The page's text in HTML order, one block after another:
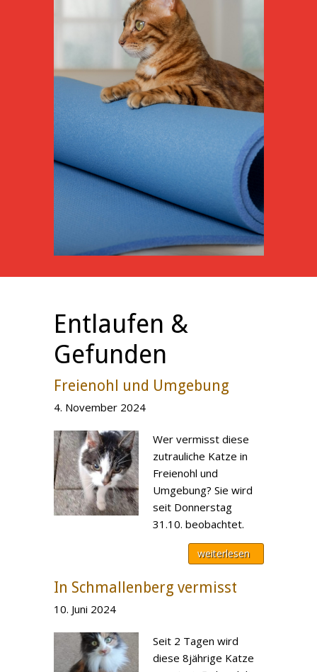
Entlaufen &
Gefunden
Freienohl und Umgebung
4. November 2024
Wer vermisst diese
zutrauliche Katze in
Freienohl und
Umgebung? Sie wird
seit Donnerstag
31.10. beobachtet.
weiterlesen
In Schmallenberg vermisst
10. Juni 2024
Seit 2 Tagen wird
diese 8jährige Katze